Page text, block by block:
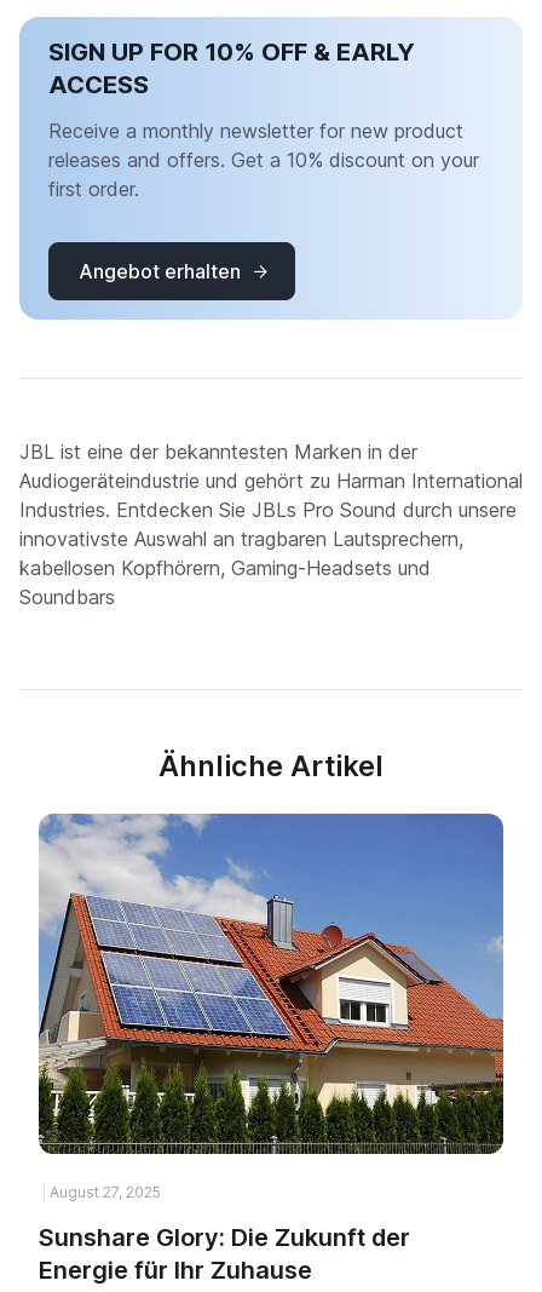
SIGN UP FOR 10% OFF & EARLY
ACCESS
Receive a monthly newsletter for new product
releases and offers. Get a 10% discount on your
first order.
Angebot erhalten
JBL ist eine der bekanntesten Marken in der
Audiogeräteindustrie und gehört zu Harman International
Industries. Entdecken Sie JBLs Pro Sound durch unsere
innovativste Auswahl an tragbaren Lautsprechern,
kabellosen Kopfhörern, Gaming-Headsets und
Soundbars
Ähnliche Artikel
August 27, 2025
Sunshare Glory: Die Zukunft der
Energie für Ihr Zuhause